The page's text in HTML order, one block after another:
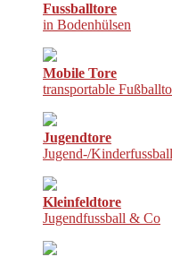
Fussballtore
in Bodenhülsen
Mobile Tore
transportable
Jugendtore
Jugend-/Kinderfussball
Kleinfeldtore
Jugendfussball & Co